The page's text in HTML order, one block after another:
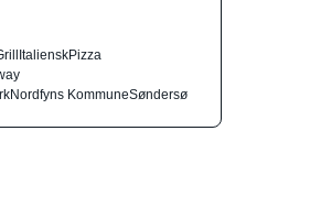
ItalienskPizza
Nordfyns KommuneSøndersø